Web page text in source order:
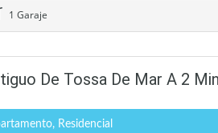
1 Garaje
De Tossa De Mar A 2
Residencial